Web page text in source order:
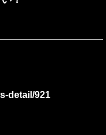
detail/921